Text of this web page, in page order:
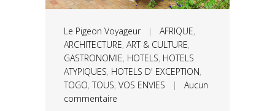
Le Pigeon Voyageur| AFRIQUE,
ARCHITECTURE, ART & CULTURE,
GASTRONOMIE, HOTELS, HOTELS
ATYPIQUES, HOTELS D' EXCEPTION,
TOGO,TOUS, VOS ENVIES | Aucun
commentaire